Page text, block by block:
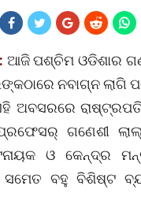
ଆଜି ପଶ୍ଚିମ ଓଡିଶାର
ନବାଗ୍ନ ଲାଗି
ଅବସରରେ ରାଷ୍ଟ୍ରପତି
ଗଣେଶୀ
ଓ କେନ୍ଦ୍ର
ସମେତ ବହୁ ବିଶିଷ୍ଟ